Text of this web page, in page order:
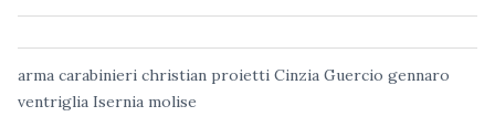
arma carabinieri christian proietti Cinzia Guercio gennaro
ventriglia Isernia molise